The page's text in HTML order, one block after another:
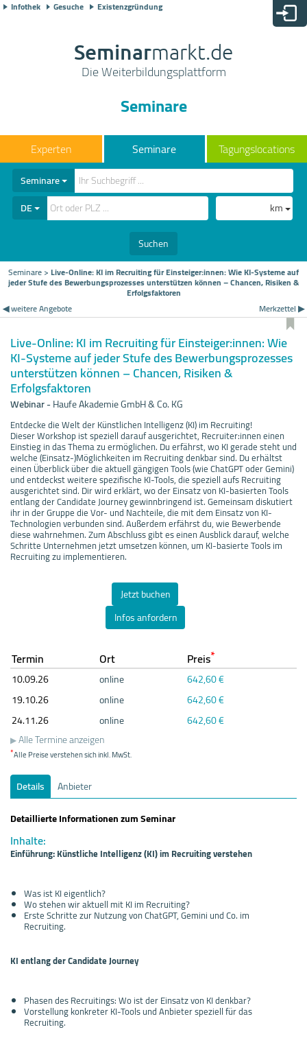
Infothek Gesuche Existenzgründung
Seminarmarkt.de
Die Weiterbildungsplattform
Seminare
Seminare Tagungslocations
Seminare
DE
km
Suchen
Seminare> Live-Online: KI im Recruiting für Einsteiger:innen: Wie KI-Systeme auf
jeder Stufe des Bewerbungsprozesses unterstützen können – Chancen, Risiken &
Erfolgsfaktoren
◀ weitere Angebote
Merkzettel ▶
Live-Online: KI im Recruiting für Einsteiger:innen: Wie
KI-Systeme auf jeder Stufe des Bewerbungsprozesses
unterstützen können – Chancen, Risiken &
Erfolgsfaktoren
Webinar-Haufe Akademie GmbH & Co. KG
Entdecke die Welt der Künstlichen Intelligenz (KI) im Recruiting!
Dieser Workshop ist speziell darauf ausgerichtet, Recruiter:innen einen
Einstieg in das Thema zu ermöglichen. Du erfährst, wo KI gerade steht und
welche (Einsatz-)Möglichkeiten im Recruiting denkbar sind. Du erhältst
einen Überblick über die aktuell gängigen Tools (wie ChatGPT oder Gemini)
und entdeckst weitere spezifische KI-Tools, die speziell aufs Recruiting
ausgerichtet sind. Dir wird erklärt, wo der Einsatz von KI-basierten Tools
entlang der Candidate Journey gewinnbringend ist. Gemeinsam diskutiert
ihr in der Gruppe die Vor- und Nachteile, die mit dem Einsatz von KI-
Technologien verbunden sind. Außerdem erfährst du, wie Bewerbende
diese wahrnehmen. Zum Abschluss gibt es einen Ausblick darauf, welche
Schritte Unternehmen jetzt umsetzen können, um KI-basierte Tools im
Recruiting zu implementieren.
Jetzt buchen
Infos anfordern
Termin Ort Preis*
10.09.26 online
642,60 €
19.10.26 online
642,60 €
24.11.26 online
642,60 €
Alle Termine anzeigen
*Alle Preise verstehen sich inkl. MwSt.
Details
Anbieter
Detaillierte Informationen zum Seminar
Inhalte:
Einführung: Künstliche Intelligenz (KI) im Recruiting verstehen
Was ist KI eigentlich?
Wo stehen wir aktuell mit KI im Recruiting?
Erste Schritte zur Nutzung von ChatGPT, Gemini und Co. im
Recruiting.
KI entlang der Candidate Journey
Phasen des Recruitings: Wo ist der Einsatz von KI denkbar?
Vorstellung konkreter KI-Tools und Anbieter speziell für das
Recruiting.